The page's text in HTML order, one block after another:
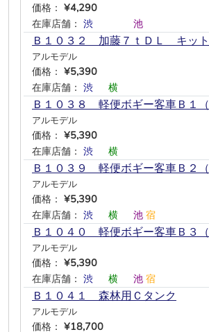
価格： ¥4,290
在庫店舗： 渋 池
Ｂ１０３２ 加藤７ｔＤＬ キット
アルモデル
価格： ¥5,390
在庫店舗： 渋 横
Ｂ１０３８ 軽便ボギー客車Ｂ１（
アルモデル
価格： ¥5,390
在庫店舗： 渋 横
Ｂ１０３９ 軽便ボギー客車Ｂ２（
アルモデル
価格： ¥5,390
在庫店舗： 渋 横 池 宿
Ｂ１０４０ 軽便ボギー客車Ｂ３（
アルモデル
価格： ¥5,390
在庫店舗： 渋 横 池 宿
Ｂ１０４１ 森林用Ｃタンク
アルモデル
価格： ¥18,700